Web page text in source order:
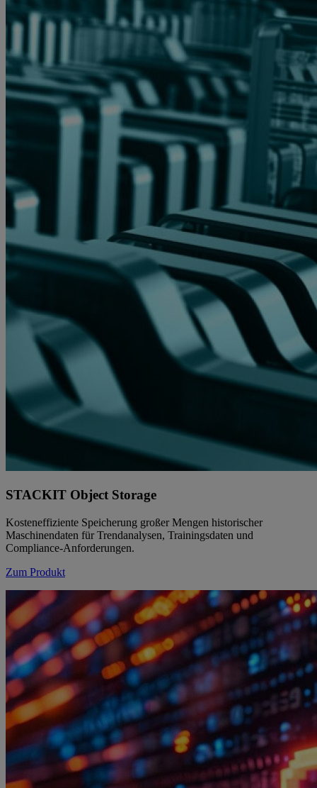
STACKIT Object Storage
Kosteneffiziente Speicherung großer Mengen historischer
Maschinendaten für Trendanalysen, Trainingsdaten und
Compliance-Anforderungen.
Zum Produkt